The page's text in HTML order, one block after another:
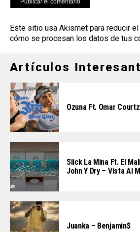
Este sitio usa Akismet para reducir el
cómo se procesan los datos de tus
Artículos
Ozuna Ft. Omar
Slick La Mina Ft. El
John Y Dry – Vista Al
Juanka – Benjamin$